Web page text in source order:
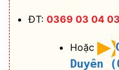
ĐT: 0369 03 04 03
Hoặc
Duyên